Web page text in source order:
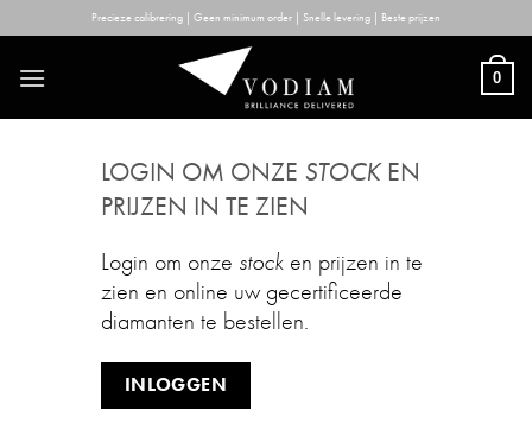
to
content
Precieze calibrering | Geen minimum order | Snelle levering | Beste prijzen
0
LOGIN OM ONZE STOCKEN
PRIJZEN IN TE ZIEN
Login om onze stock en prijzen in te
zien en online uw gecertificeerde
diamanten te bestellen.
INLOGGEN